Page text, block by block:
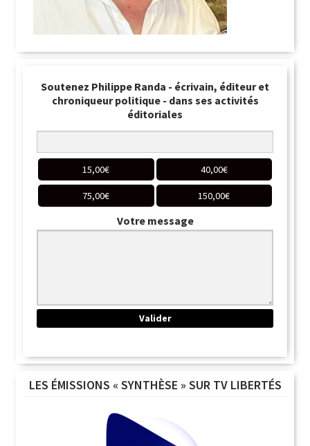
Soutenez Philippe Randa - écrivain, éditeur et
chroniqueur politique - dans ses activités
éditoriales
15,00€ 40,00€
75,00€ 150,00€
Votre message
LES ÉMISSIONS « SYNTHÈSE » SUR TV LIBERTÉS